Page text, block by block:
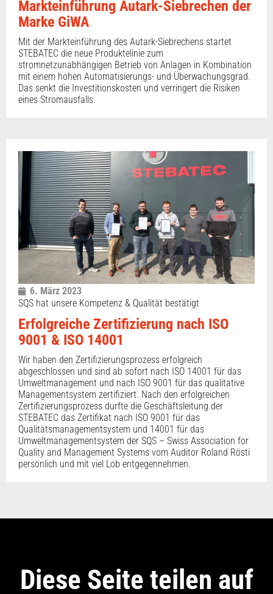
Markteinführung Autark-Siebrechen der
Marke GiWA
Mit der Markteinführung des Autark-Siebrechens startet
STEBATEC die neue Produktelinie zum
stromnetzunabhängigen Betrieb von Anlagen in Kombination
mit einem hohen Automatisierungs- und Überwachungsgrad.
Das senkt die Investitionskosten und verringert die Risiken
eines Stromausfalls.
6. März 2023
SQS hat unsere Kompetenz & Qualität bestätigt
Erfolgreiche Zertifizierung nach ISO
9001 & ISO 14001
Wir haben den Zertifizierungsprozess erfolgreich
abgeschlossen und sind ab sofort nach ISO 14001 für das
Umweltmanagement und nach ISO 9001 für das qualitative
Managementsystem zertifiziert. Nach den erfolgreichen
Zertifizierungsprozess durfte die Geschäftsleitung der
STEBATEC das Zertifikat nach ISO 9001 für das
Qualitätsmanagementsystem und 14001 für das
Umweltmanagementsystem der SQS – Swiss Association for
Quality and Management Systems vom Auditor Roland Rösti
persönlich und mit viel Lob entgegennehmen.
Diese Seite teilen auf